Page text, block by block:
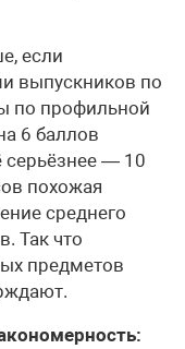
если
выпускников по
по профильной
6 баллов
— 10
похожая
среднего
Так что
предметов